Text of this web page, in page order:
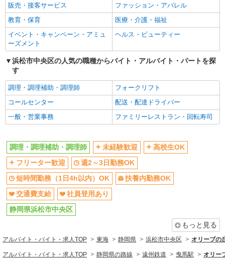
販売・接客サービス
ファッション・アパレル
教育・保育
医療・介護・福祉
イベント・キャンペーン・アミュ
ーズメント
ヘルス・ビューティー
浜松市中央区の人気の職種からバイト・アルバイト・パートを探
す
調理・調理補助・調理師
フォークリフト
コールセンター
配送・配達ドライバー
一般・営業事務
ファミリーレストラン・回転寿司
調理・調理補助・調理師 未経験歓迎
高校生OK
フリーター歓迎
週2～3日勤務OK
短時間勤務（1日4h以内）OK
扶養内勤務OK
交通費支給
社員登用あり
静岡県浜松市中央区
もっと見る
アルバイト・バイト・求人TOP 東海 静岡県 浜松市中央区 オリーブの
アルバイト・バイト・求人TOP 静岡県の路線 遠州鉄道 曳馬駅 オリー